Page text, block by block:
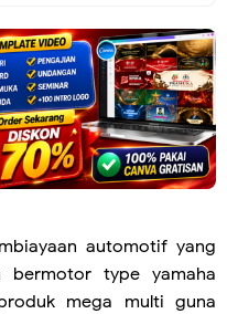
automotif yang
bermotor type yamaha
mega multi guna